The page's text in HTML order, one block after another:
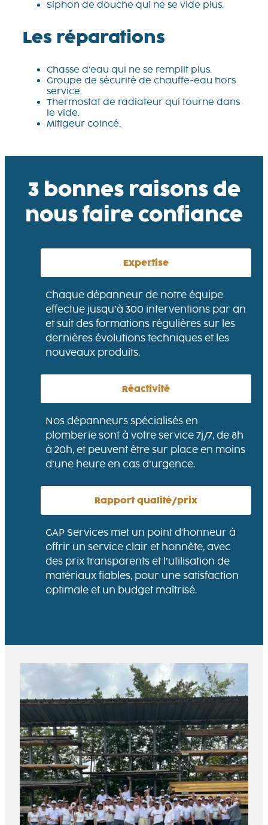
Siphon de douche qui ne se vide plus.
Les réparations
Chasse d’eau qui ne se remplit plus.
Groupe de sécurité de chauffe-eau hors
service.
Thermostat de radiateur qui tourne dans
le vide.
Mitigeur coincé.
3 bonnes raisons de
nous faire confiance
Expertise
Chaque dépanneur de notre équipe
effectue jusqu’à 300 interventions par an
et suit des formations régulières sur les
dernières évolutions techniques et les
nouveaux produits.
Réactivité
Nos dépanneurs spécialisés en
plomberie sont à votre service 7j/7, de 8h
à 20h, et peuvent être sur place en moins
d’une heure en cas d’urgence.
Rapport qualité/prix
GAP Services met un point d'honneur à
offrir un service clair et honnête, avec
des prix transparents et l’utilisation de
matériaux fiables, pour une satisfaction
optimale et un budget maîtrisé.